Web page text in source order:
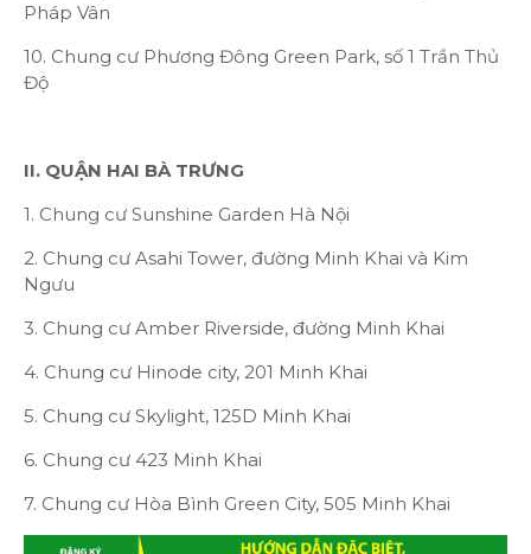
Pháp Vân
10. Chung cư Phương Đông Green Park, số 1 Trần Thủ
Độ
II. QUẬN HAI BÀ TRƯNG
1. Chung cư Sunshine Garden Hà Nội
2. Chung cư Asahi Tower, đường Minh Khai và Kim
Ngưu
3. Chung cư Amber Riverside, đường Minh Khai
4. Chung cư Hinode city, 201 Minh Khai
5. Chung cư Skylight, 125D Minh Khai
6. Chung cư 423 Minh Khai
7. Chung cư Hòa Bình Green City, 505 Minh Khai